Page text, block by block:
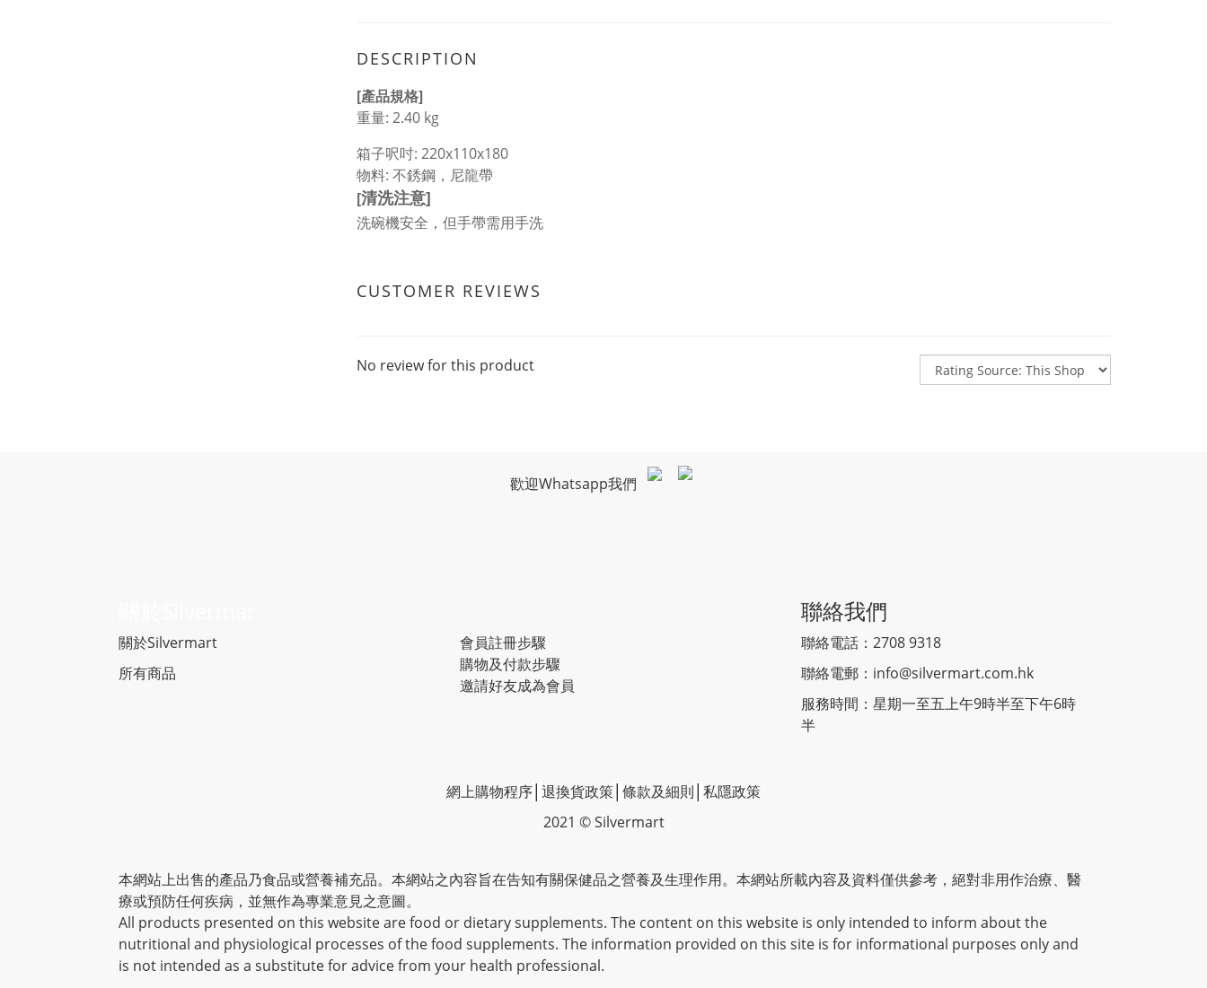
DESCRIPTION
[產品規格]
重量: 2.40 kg
箱子呎吋: 220x110x180
物料: 不銹鋼，尼龍帶
[清洗注意]
洗碗機安全，但手帶需用手洗
CUSTOMER REVIEWS
No review for this product
歡迎Whatsapp我們
關於Silvermart
所有商品
會員註冊步驟
購物及付款步驟
邀請好友成為會員
聯絡我們
聯絡電話：2708 9318
聯絡電郵： info@silvermart.com.hk
服務時間：星期一至五上午9時半至下午6時
半
網上購物程序 退換貨政策 條款及細則 私隱政策
2021 © Silvermart
本網站上出售的產品乃食品或營養補充品。本網站之內容旨在告知有關保健品之營養及生理作用。本網站所載內容及資料僅供參考，絕對非用作治療、醫
療或預防任何疾病，並無作為專業意見之意圖。
All products presented on this website are food or dietary supplements. The content on this website is only intended to inform about the
nutritional and physiological processes of the food supplements. The information provided on this site is for informational purposes only and
is not intended as a substitute for advice from your health professional.